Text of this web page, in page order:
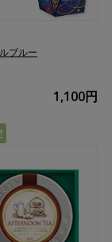
ブルー
1,100円